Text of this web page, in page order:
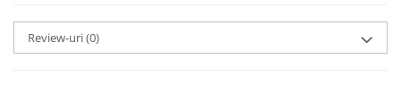
Review-uri(0)